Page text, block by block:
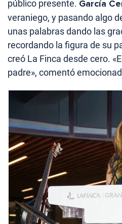
público presente. García
veraniego, y pasando algo
unas palabras dando las
recordando la figura de su
creó La Finca desde cero.
padre», comentó